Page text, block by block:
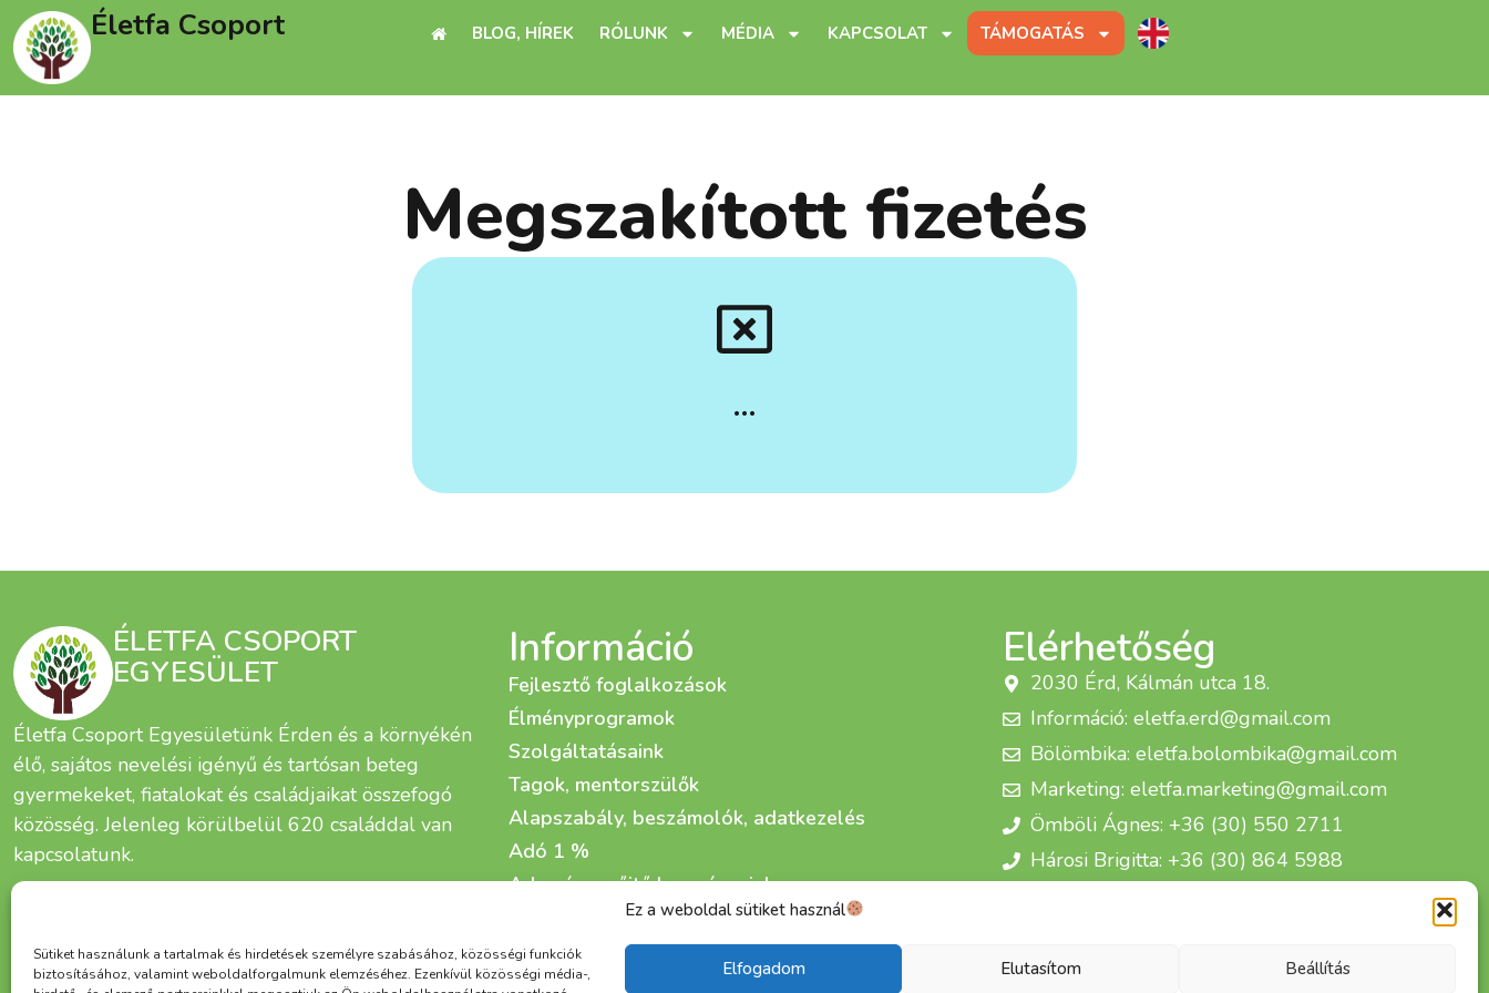
Ez a weboldal sütiket használ
Sütiket használunk a tartalmak és hirdetések személyre szabásához, közösségi funkciók
biztosításához, valamint weboldalforgalmunk elemzéséhez. Ezenkívül közösségi média-,
Elfogadom Elutasítom Beállítás
Életfa Csoport BLOG, HÍREK RÓLUNK MÉDIA KAPCSOLAT TÁMOGATÁS
Megszakított fizetés
…
ÉLETFA CSOPORT
EGYESÜLET
Életfa Csoport Egyesületünk Érden és a környékén
élő, sajátos nevelési igényű és tartósan beteg
gyermekeket, fiatalokat és családjaikat összefogó
közösség. Jelenleg körülbelül 620 családdal van
kapcsolatunk.
Információ
Fejlesztő foglalkozások
Élményprogramok
Szolgáltatásaink
Tagok, mentorszülők
Alapszabály, beszámolók, adatkezelés
Adó 1 %
Adománygyűjtő kampányaink
Életfa Fejlesztő és Gondozó Központ kialakítása
Elérhetőség
2030 Érd, Kálmán utca 18.
Információ: eletfa.erd@gmail.com
Bölömbika: eletfa.bolombika@gmail.com
Marketing: eletfa.marketing@gmail.com
Ömböli Ágnes: +36 (30) 550 2711
Hárosi Brigitta: +36 (30) 864 5988